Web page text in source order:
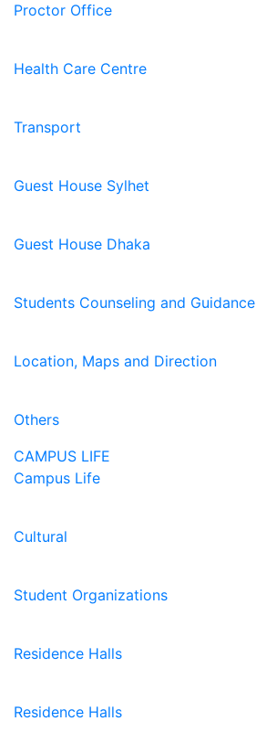
Proctor Office
Health Care Centre
Transport
Guest House Sylhet
Guest House Dhaka
Students Counseling and Guidance
Location, Maps and Direction
Others
CAMPUS LIFE
Campus Life
Cultural
Student Organizations
Residence Halls
Residence Halls